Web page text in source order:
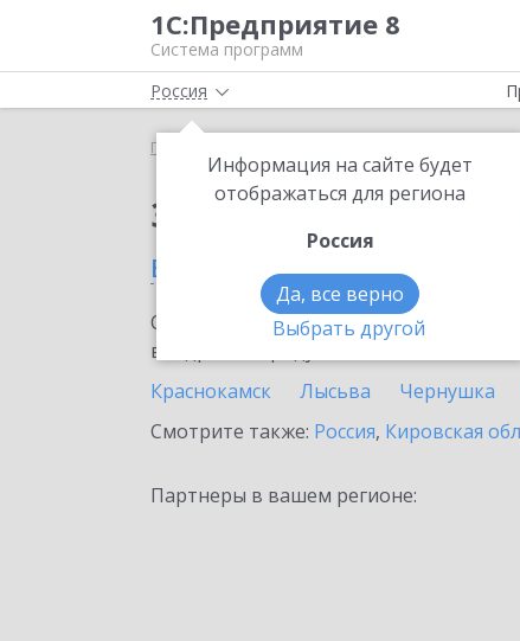
1С:Предприятие 8
Система программ
Россия
Информация на сайте будет
отображаться для региона
Россия
Да, все верно
Выбрать другой
Главная
Заказать ИТС
в Пермском крае
Ознакомьтесь с информационными
внедрение продукта.
Краснокамск
Лысьва Чернушка
Смотрите также: Россия, Кировская
Партнеры в вашем регионе: